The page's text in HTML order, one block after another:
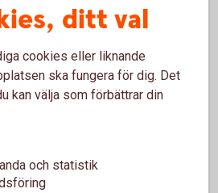
för ert viktiga arbete. Vi gillar hur ni
Tillsammans är vi starka
och må bra.
ditt val
cookies eller liknande
ska fungera för dig. Det
kan välja som förbättrar din
och statistik